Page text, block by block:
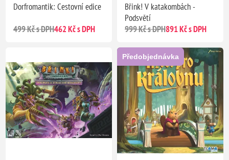
Dorfromantik: Cestovní edice
499 Kč s DPH462 Kč s DPH
Břink! V katakombách -
Podsvětí
999 Kč s DPH891 Kč s DPH
Předobjednávka